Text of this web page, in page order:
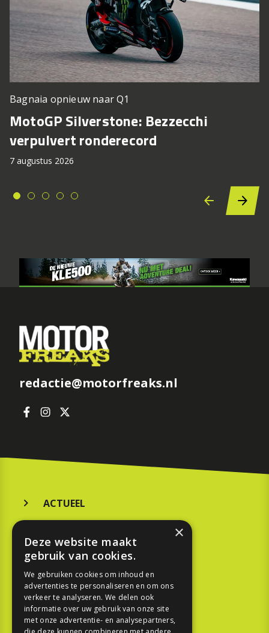
Bagnaia opnieuw naar Q1
MotoGP Silverstone: Bezzecchi
verpulvert ronderecord
7 augustus 2026
redactie@motorfreaks.nl
ACTUEEL
KOOPGIDS
TESTEN
SPORT
×
Deze website maakt
gebruik van cookies.
We gebruiken cookies om inhoud en
advertenties te personaliseren en om ons
verkeer te analyseren. We delen ook
informatie over uw gebruik van onze site
met onze advertentie- en analysepartners,